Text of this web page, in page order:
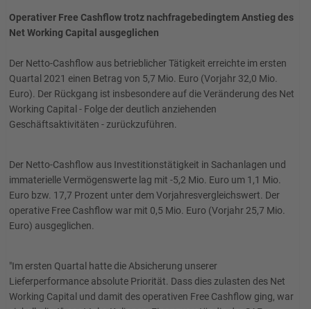
Operativer Free Cashflow trotz nachfragebedingtem Anstieg des
Net Working Capital ausgeglichen
Der Netto-Cashflow aus betrieblicher Tätigkeit erreichte im ersten
Quartal 2021 einen Betrag von 5,7 Mio. Euro (Vorjahr 32,0 Mio.
Euro). Der Rückgang ist insbesondere auf die Veränderung des Net
Working Capital - Folge der deutlich anziehenden
Geschäftsaktivitäten - zurückzuführen.
Der Netto-Cashflow aus Investitionstätigkeit in Sachanlagen und
immaterielle Vermögenswerte lag mit -5,2 Mio. Euro um 1,1 Mio.
Euro bzw. 17,7 Prozent unter dem Vorjahresvergleichswert. Der
operative Free Cashflow war mit 0,5 Mio. Euro (Vorjahr 25,7 Mio.
Euro) ausgeglichen.
"Im ersten Quartal hatte die Absicherung unserer
Lieferperformance absolute Priorität. Dass dies zulasten des Net
Working Capital und damit des operativen Free Cashflow ging, war